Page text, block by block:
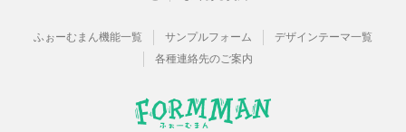
ふぉーむまん機能一覧 サンプルフォーム
デザインテーマ一覧
各種連絡先のご案内